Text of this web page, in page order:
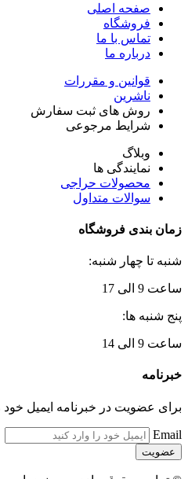
صفحه اصلی
فروشگاه
تماس با ما
درباره ما
قوانین و مقررات
ناشرین
روش های ثبت سفارش
شرایط مرجوعی
وبلاگ
نمایندگی ها
محصولات حراجی
سوالات متداول
زمان بندی فروشگاه
شنبه تا چهار شنبه:
ساعت 9 الی 17
پنج شنبه ها:
ساعت 9 الی 14
خبرنامه
برای عضویت در خبرنامه ایمیل خود
Email